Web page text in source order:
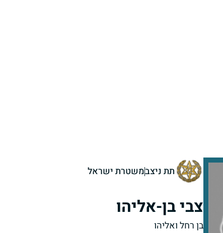
תת ניצבמשטרת ישראל
צבי בן-אליהו
בן רחל ואליהו